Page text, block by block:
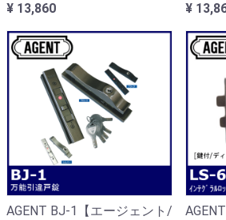
¥ 13,860
¥
AGENT BJ-1【エージェント/